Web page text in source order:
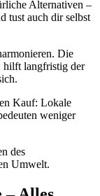
Alternativen –
tust auch dir selbst
Die
hilft langfristig der
Kauf: Lokale
weniger
des
Umwelt.